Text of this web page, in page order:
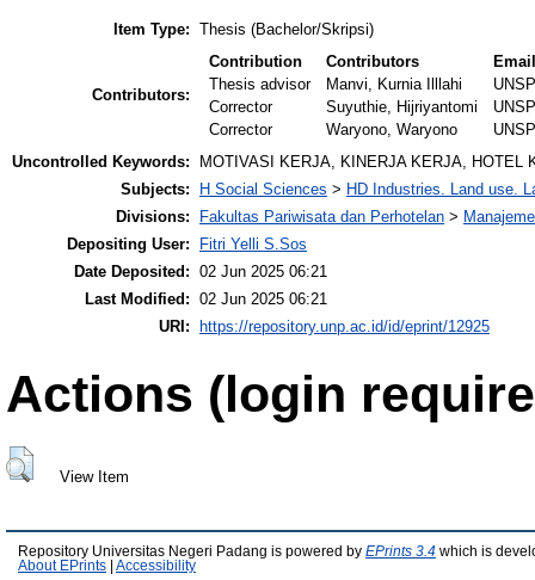
Item Type: Thesis (Bachelor/Skripsi)
Contributors:
Contribution Contributors
Thesis advisor
Manvi, Kurnia Illlahi
Corrector
Suyuthie, Hijriyantomi
Corrector
Waryono, Waryono
Uncontrolled Keywords:
MOTIVASI KERJA, KINERJA KERJA, HOTEL
Subjects:
H Social Sciences > HD Industries. Land use.
Divisions:
Fakultas Pariwisata dan Perhotelan >
Depositing User:
Fitri Yelli S.Sos
Date Deposited: 02 Jun 2025 06:21
Last Modified: 02 Jun 2025 06:21
URI:
https://repository.unp.ac.id/id/eprint/12925
Actions (login
View Item
Repository Universitas Negeri Padang is powered by EPrints 3.4 which is
About EPrints
Accessibility